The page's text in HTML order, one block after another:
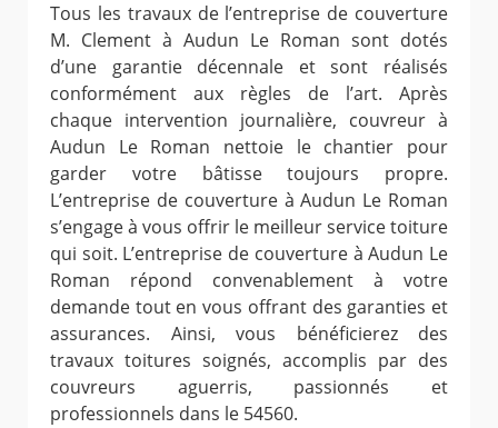
Tous les travaux de l’entreprise de couverture
M. Clement à Audun Le Roman sont dotés
d’une garantie décennale et sont réalisés
conformément aux règles de l’art. Après
chaque intervention journalière, couvreur à
Audun Le Roman nettoie le chantier pour
garder votre bâtisse toujours propre.
L’entreprise de couverture à Audun Le Roman
s’engage à vous offrir le meilleur service toiture
qui soit. L’entreprise de couverture à Audun Le
Roman répond convenablement à votre
demande tout en vous offrant des garanties et
assurances. Ainsi, vous bénéficierez des
travaux toitures soignés, accomplis par des
couvreurs aguerris, passionnés et
professionnels dans le 54560.